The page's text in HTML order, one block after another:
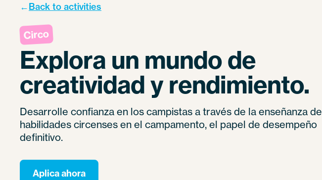
←Back to activities
Circo
Explora un mundo de
creatividad y rendimiento.
Desarrolle confianza en los campistas a través de la enseñanza de
habilidades circenses en el campamento, el papel de desempeño
definitivo.
Aplica ahora